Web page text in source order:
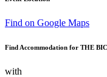
Find on Google Maps
Find Accommodation for THE
with